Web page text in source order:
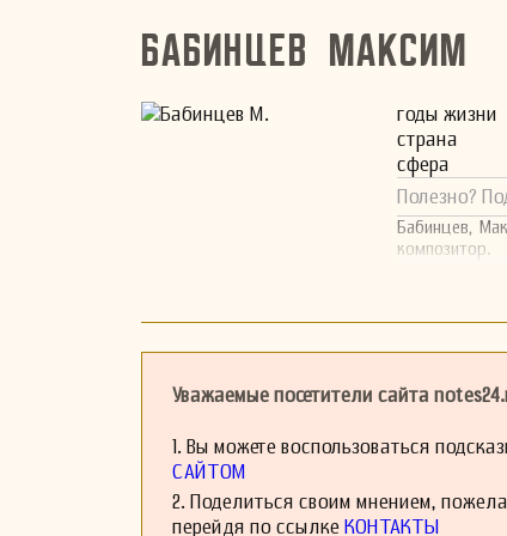
Бабинцев Максим
годы жизни
страна
сфера
Полезно?
Бабинцев,
композитор.
Уважаемые посетители сайта
1. Вы можете воспользоваться
САЙТОМ
2. Поделиться своим мнением,
перейдя по ссылке КОНТАКТЫ